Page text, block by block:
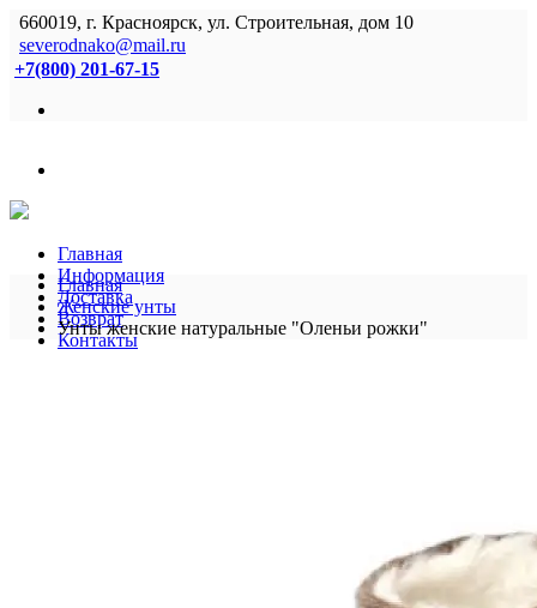
660019, г. Красноярск, ул. Строительная, дом 10
severodnako@mail.ru
+7(800) 201-67-15
Главная
Информация
Доставка
Возврат
Контакты
Главная
Женские унты
Унты женские натуральные "Оленьи рожки"